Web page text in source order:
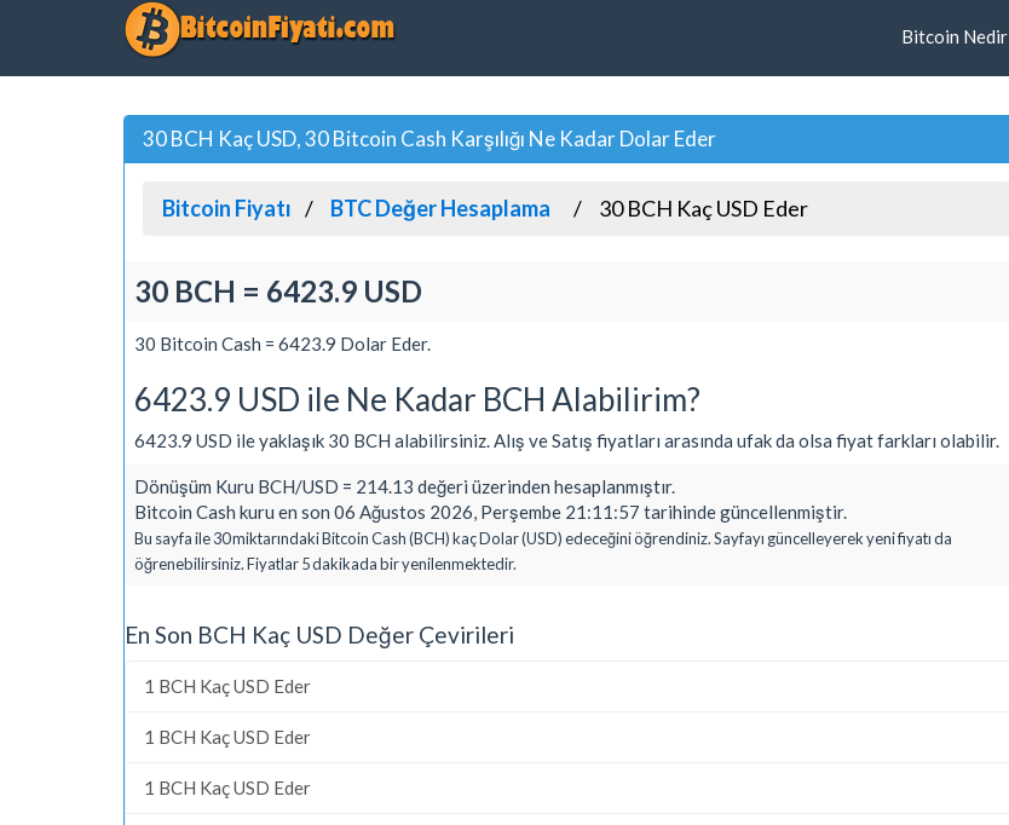
Bitcoin Nedir
30 BCH Kaç USD, 30 Bitcoin Cash Karşılığı Ne Kadar Dolar Eder
Bitcoin Fiyatı BTC Değer Hesaplama 30 BCH Kaç USD Eder
30 BCH = 6423.9 USD
30 Bitcoin Cash = 6423.9 Dolar Eder.
6423.9 USD ile Ne Kadar BCH Alabilirim?
6423.9 USD ile yaklaşık 30 BCH alabilirsiniz. Alış ve Satış fiyatları arasında ufak da olsa fiyat farkları olabilir.
Dönüşüm Kuru BCH/USD = 214.13 değeri üzerinden hesaplanmıştır.
Bitcoin Cash kuru en son 06 Ağustos 2026, Perşembe 21:11:57 tarihinde güncellenmiştir.
Bu sayfa ile 30 miktarındaki Bitcoin Cash (BCH) kaç Dolar (USD) edeceğini öğrendiniz. Sayfayı güncelleyerek yeni fiyatı da
öğrenebilirsiniz. Fiyatlar 5 dakikada bir yenilenmektedir.
En Son BCH Kaç USD Değer Çevirileri
1 BCH Kaç USD Eder
1 BCH Kaç USD Eder
1 BCH Kaç USD Eder